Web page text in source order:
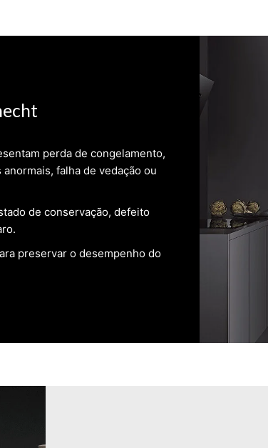
perda de congelamento,
falha de vedação ou
de conservação, defeito
preservar o desempenho do